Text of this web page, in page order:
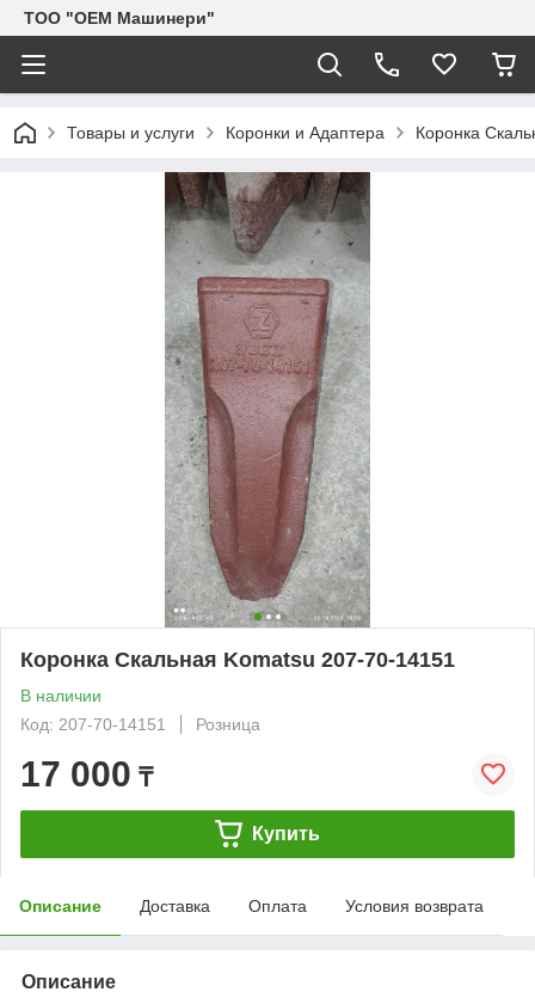
TOO "OEM Машинери"
Товары и услуги Коронки и Адаптера Коронка
Коронка Скальная Komatsu 207-70-14151
В наличии
Код: 207-70-14151
Розница
17 000 ₸
Купить
Описание Доставка Оплата Условия возврата
Описание